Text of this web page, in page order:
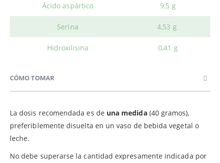
Ácido aspártico 9,5 g
Serina 4,53 g
Hidroxilisina 0,41 g
CÓMO TOMAR
La dosis recomendada es de una medida(40 gramos),
preferiblemente disuelta en un vaso de bebida vegetal o
leche.
No debe superarse la cantidad expresamente indicada por